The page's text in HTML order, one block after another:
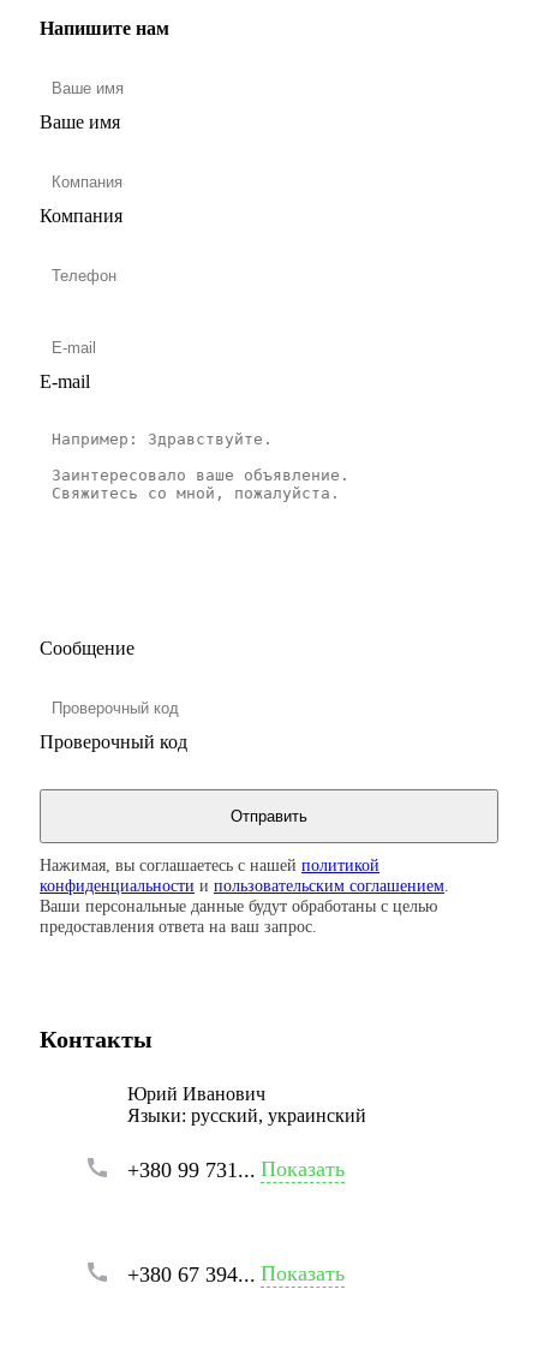
Напишите нам
Ваше имя
Компания
E-mail
Сообщение
Проверочный код
Нажимая, вы соглашаетесь с нашей политикой
конфиденциальности и пользовательским соглашением.
Ваши персональные данные будут обработаны с целью
предоставления ответа на ваш запрос.
Контакты
Юрий Иванович
Языки: русский, украинский
+380 99 731... Показать
+380 67 394... Показать